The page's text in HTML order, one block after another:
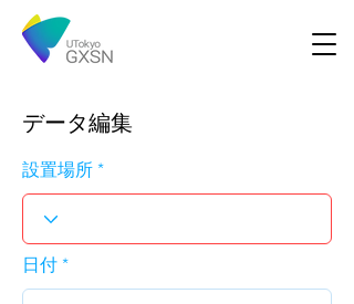
データ編集
設置場所
日付 *r